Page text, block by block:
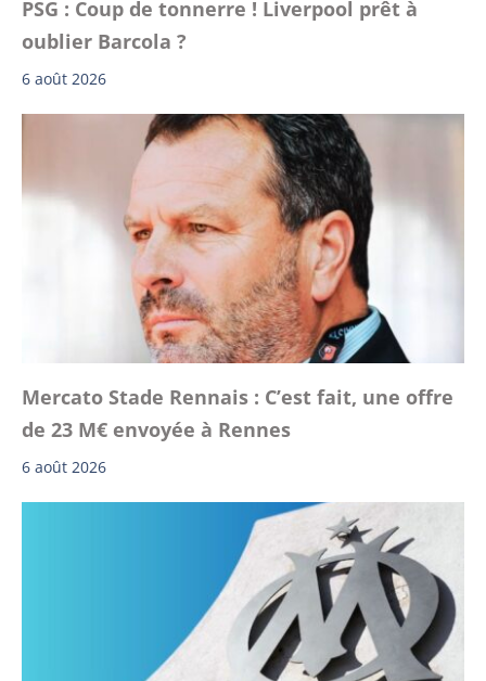
PSG : Coup de tonnerre ! Liverpool prêt à
oublier Barcola ?
6 août 2026
Mercato Stade Rennais : C’est fait, une offre
de 23 M€ envoyée à Rennes
6 août 2026